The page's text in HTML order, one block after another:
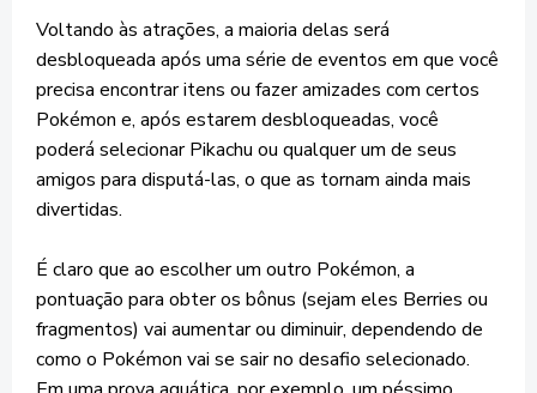
Voltando às atrações, a maioria delas será
desbloqueada após uma série de eventos em que você
precisa encontrar itens ou fazer amizades com certos
Pokémon e, após estarem desbloqueadas, você
poderá selecionar Pikachu ou qualquer um de seus
amigos para disputá-las, o que as tornam ainda mais
divertidas.
É claro que ao escolher um outro Pokémon, a
pontuação para obter os bônus (sejam eles Berries ou
fragmentos) vai aumentar ou diminuir, dependendo de
como o Pokémon vai se sair no desafio selecionado.